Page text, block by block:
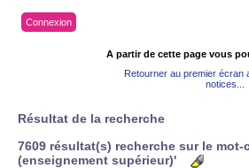
Connexion
A partir de cette page vous
Retourner au premier écran
notices...
Résultat de la recherche
7609 résultat(s) recherche sur le mot-
(enseignement supérieur)'